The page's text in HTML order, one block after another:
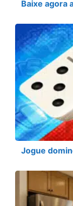
Baixe agora
Jogue